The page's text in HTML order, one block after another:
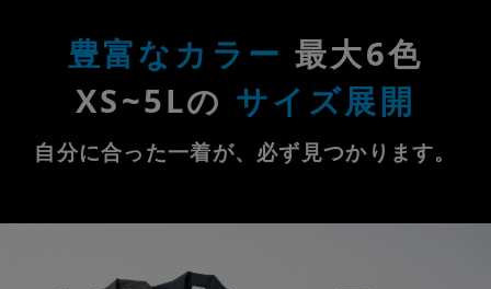
豊富なカラー最大6色
XS~5Lの サイズ展開
自分に合った一着が、必ず見つかります。